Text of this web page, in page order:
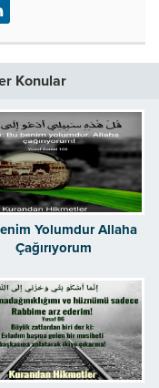
Konular
Yolumdur Allaha
Çağırıyorum